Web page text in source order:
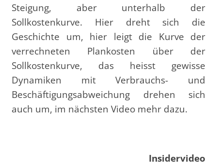
Steigung, aber unterhalb der
Sollkostenkurve. Hier dreht sich die
Geschichte um, hier leigt die Kurve der
verrechneten Plankosten über der
Sollkostenkurve, das heisst gewisse
Dynamiken mit Verbrauchs- und
Beschäftigungsabweichung drehen sich
auch um, im nächsten Video mehr dazu.
Insidervideo